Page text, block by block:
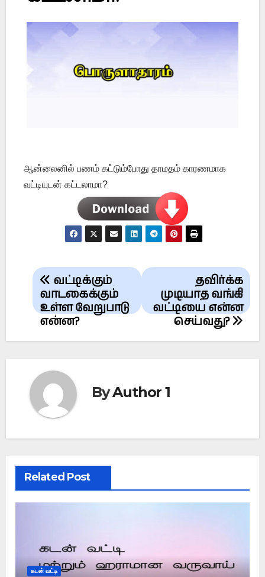
ஆன்லைனில் பணம் கட்டும்போது தாமதம் காரணமாக
வட்டியுடன் கட்டலாமா?
Post
navigation
தவிர்க்க
முடியாத வங்கி
வட்டியை என்ன
செய்வது?
வட்டிக்கும்
வாடகைக்கும்
உள்ள வேறுபாடு
என்ன?
ByAuthor 1
Related Post
கடன் வட்டி